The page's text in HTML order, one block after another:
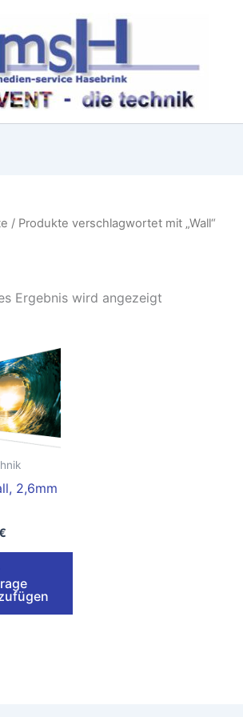
/ Produkte verschlagwortet mit „Wall“
Ergebnis wird angezeigt
2,6mm